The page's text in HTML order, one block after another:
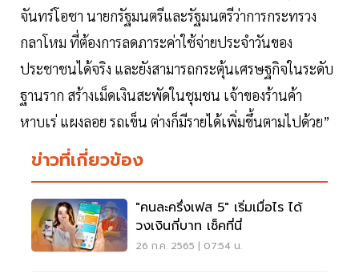
จันทร์โอชา นายกรัฐมนตรีและรัฐมนตรีว่าการกระทรวง
กลาโหม ที่ต้องการลดภาระค่าใช้จ่ายประจำวันของ
ประชาชนได้จริง และยังสามารถกระตุ้นเศรษฐกิจในระดับ
ฐานราก สร้างเม็ดเงินสะพัดในชุมชน เจ้าของร้านค้า
หาบเร่ แผงลอย รถเข็น ต่างก็มีรายได้เพิ่มขึ้นตามไปด้วย”
ข่าวที่เกี่ยวข้อง
"คนละครึ่งเฟส 5" เริ่มเมื่อไร ได้
วงเงินกี่บาท เช็คที่นี่
26 ก.ค. 2565 | 07:54 น.